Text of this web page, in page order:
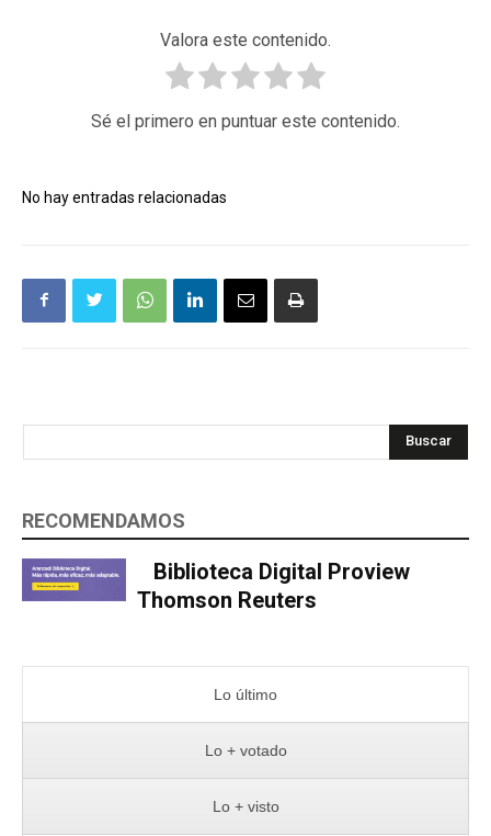
Valora este contenido.
Sé el primero en puntuar este contenido.
No hay entradas relacionadas
Buscar
RECOMENDAMOS
Biblioteca Digital Proview
Thomson Reuters
Lo último
Lo + votado
Lo + visto